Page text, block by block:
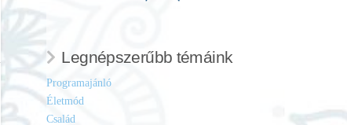
Legnépszerűbb témáink
Programajánló
Életmód
Család